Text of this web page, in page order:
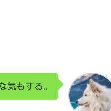
気もする。